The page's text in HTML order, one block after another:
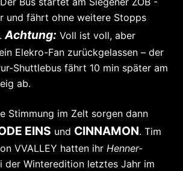
und fährt ohne weitere Stopps
Achtung: Voll ist voll, aber
Elekro-Fan zurückgelassen – der
Shuttlebus fährt 10 min später am
ab.
Stimmung im Zelt sorgen dann
EINS und CINNAMON. Tim
VVALLEY hatten ihr Henner-
der Winteredition letztes Jahr im